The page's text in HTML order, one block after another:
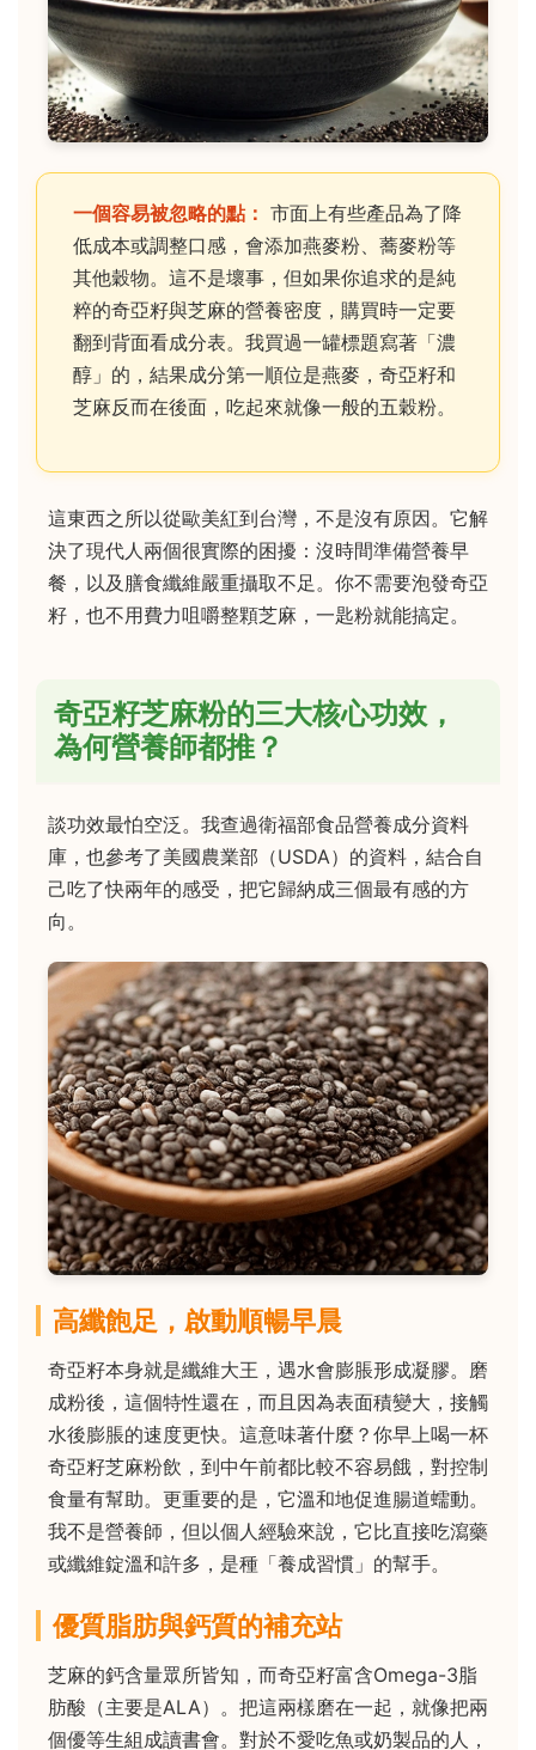
一個容易被忽略的點： 市面上有些產品為了降
低成本或調整口感，會添加燕麥粉、蕎麥粉等
其他穀物。這不是壞事，但如果你追求的是純
粹的奇亞籽與芝麻的營養密度，購買時一定要
翻到背面看成分表。我買過一罐標題寫著「濃
醇」的，結果成分第一順位是燕麥，奇亞籽和
芝麻反而在後面，吃起來就像一般的五穀粉。
這東西之所以從歐美紅到台灣，不是沒有原因。它解
決了現代人兩個很實際的困擾：沒時間準備營養早
餐，以及膳食纖維嚴重攝取不足。你不需要泡發奇亞
籽，也不用費力咀嚼整顆芝麻，一匙粉就能搞定。
奇亞籽芝麻粉的三大核心功效，
為何營養師都推？
談功效最怕空泛。我查過衛福部食品營養成分資料
庫，也參考了美國農業部（USDA）的資料，結合自
己吃了快兩年的感受，把它歸納成三個最有感的方
向。
高纖飽足，啟動順暢早晨
奇亞籽本身就是纖維大王，遇水會膨脹形成凝膠。磨
成粉後，這個特性還在，而且因為表面積變大，接觸
水後膨脹的速度更快。這意味著什麼？你早上喝一杯
奇亞籽芝麻粉飲，到中午前都比較不容易餓，對控制
食量有幫助。更重要的是，它溫和地促進腸道蠕動。
我不是營養師，但以個人經驗來說，它比直接吃瀉藥
或纖維錠溫和許多，是種「養成習慣」的幫手。
優質脂肪與鈣質的補充站
芝麻的鈣含量眾所皆知，而奇亞籽富含Omega-3脂
肪酸（主要是ALA）。把這兩樣磨在一起，就像把兩
個優等生組成讀書會。對於不愛吃魚或奶製品的人，